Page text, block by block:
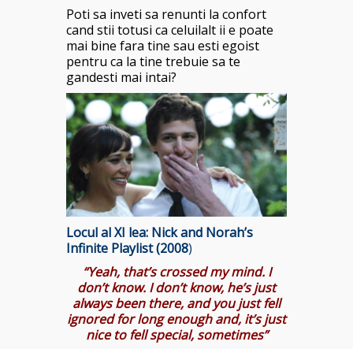
Poti sa inveti sa renunti la confort
cand stii totusi ca celuilalt ii e poate
mai bine fara tine sau esti egoist
pentru ca la tine trebuie sa te
gandesti mai intai?
Locul al XI lea: Nick and Norah’s
Infinite Playlist (2008)
“Yeah, that’s crossed my mind. I
don’t know. I don’t know, he’s just
always been there, and you just fell
ignored for long enough and, it’s just
nice to fell special, sometimes”